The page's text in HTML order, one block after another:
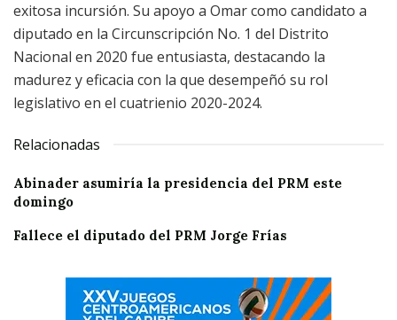
exitosa incursión. Su apoyo a Omar como candidato a
diputado en la Circunscripción No. 1 del Distrito
Nacional en 2020 fue entusiasta, destacando la
madurez y eficacia con la que desempeñó su rol
legislativo en el cuatrienio 2020-2024.
Relacionadas
Abinader asumiría la presidencia del PRM este
domingo
Fallece el diputado del PRM Jorge Frías